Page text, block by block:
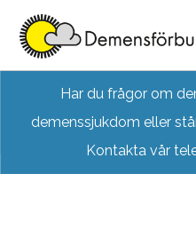
content
Har du frågor om
demenssjukdom eller
Kontakta vår